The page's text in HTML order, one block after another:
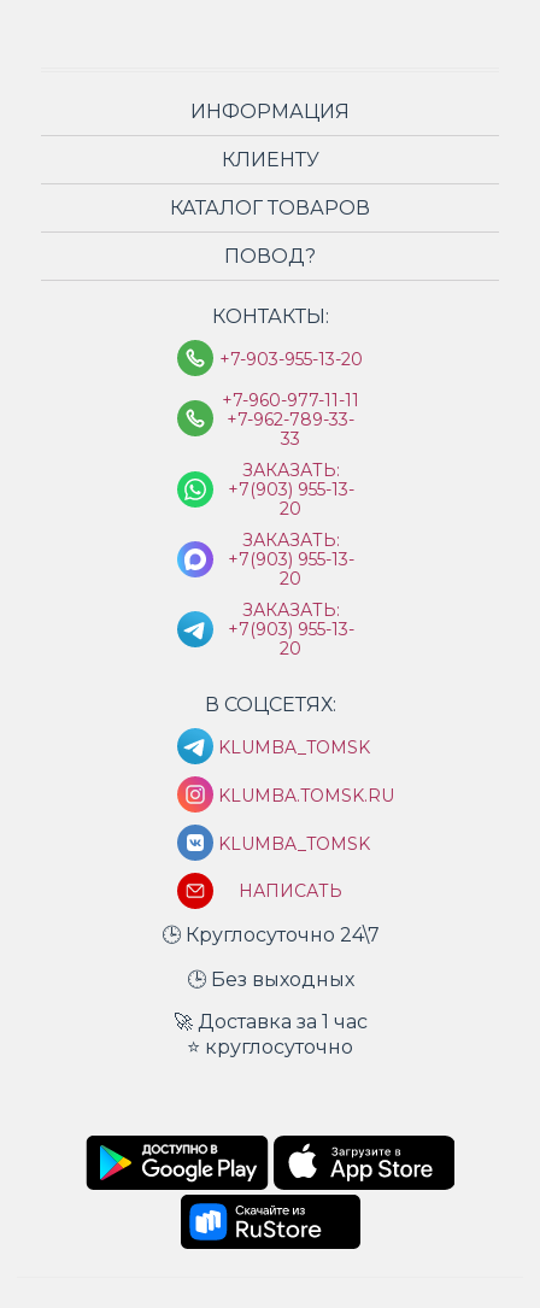
ИНФОРМАЦИЯ
КЛИЕНТУ
КАТАЛОГ ТОВАРОВ
ПОВОД?
КОНТАКТЫ:
+7-903-955-13-20
+7-960-977-11-11
+7-962-789-33-
33
ЗАКАЗАТЬ:
+7(903) 955-13-
20
ЗАКАЗАТЬ:
+7(903) 955-13-
20
ЗАКАЗАТЬ:
+7(903) 955-13-
20
В СОЦСЕТЯХ:
KLUMBA_TOMSK
KLUMBA.TOMSK.RU
KLUMBA_TOMSK
НАПИСАТЬ
🕒 Круглосуточно 24\7
🕒 Без выходных
🚀 Доставка за 1 час
⭐ круглосуточно